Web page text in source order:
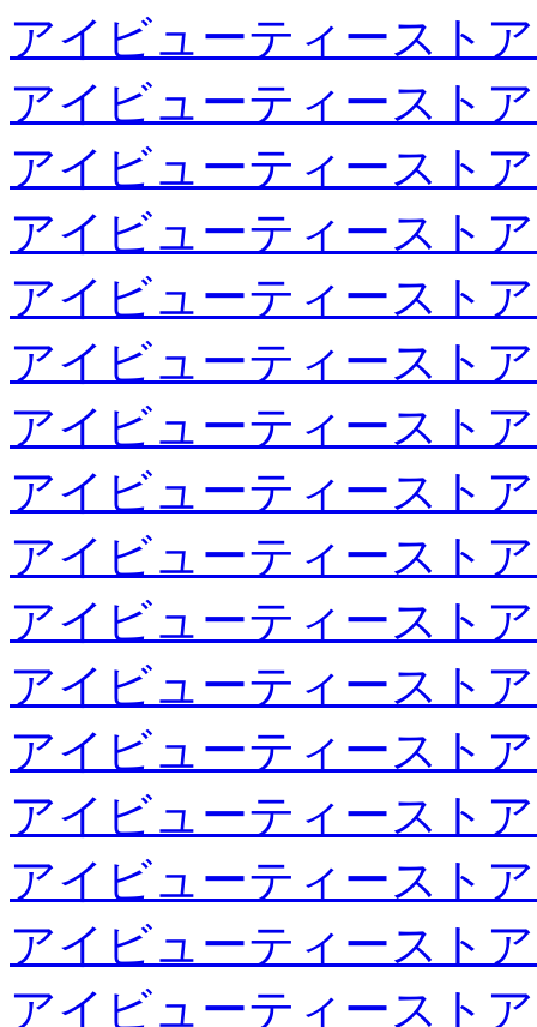
アイビューティースト
アイビューティースト
アイビューティースト
アイビューティースト
アイビューティースト
アイビューティースト
アイビューティースト
アイビューティースト
アイビューティースト
アイビューティースト
アイビューティースト
アイビューティースト
アイビューティースト
アイビューティースト
アイビューティースト
アイビューティースト